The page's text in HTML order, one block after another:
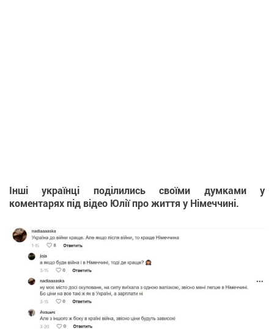
Інші українці поділились своїми думками у
коментарях під відео Юлії про життя у Німеччині.